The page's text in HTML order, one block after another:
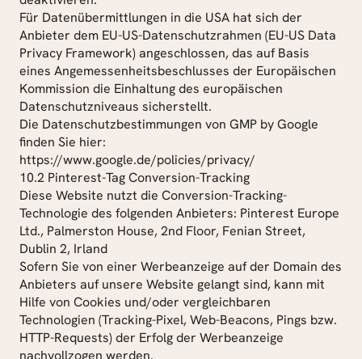
Für Datenübermittlungen in die USA hat sich der
Anbieter dem EU-US-Datenschutzrahmen (EU-US Data
Privacy Framework) angeschlossen, das auf Basis
eines Angemessenheitsbeschlusses der Europäischen
Kommission die Einhaltung des europäischen
Datenschutzniveaus sicherstellt.
Die Datenschutzbestimmungen von GMP by Google
finden Sie hier:
https://www.google.de/policies/privacy/
10.2 Pinterest-Tag Conversion-Tracking
Diese Website nutzt die Conversion-Tracking-
Technologie des folgenden Anbieters: Pinterest Europe
Ltd., Palmerston House, 2nd Floor, Fenian Street,
Dublin 2, Irland
Sofern Sie von einer Werbeanzeige auf der Domain des
Anbieters auf unsere Website gelangt sind, kann mit
Hilfe von Cookies und/oder vergleichbaren
Technologien (Tracking-Pixel, Web-Beacons, Pings bzw.
HTTP-Requests) der Erfolg der Werbeanzeige
nachvollzogen werden.